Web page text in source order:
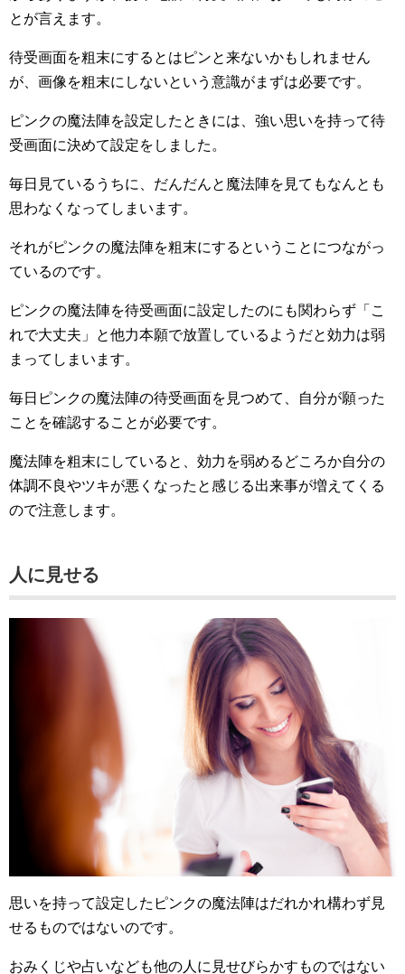
とが言えます。
待受画面を粗末にするとはピンと来ないかもしれません
が、画像を粗末にしないという意識がまずは必要です。
ピンクの魔法陣を設定したときには、強い思いを持って待
受画面に決めて設定をしました。
毎日見ているうちに、だんだんと魔法陣を見てもなんとも
思わなくなってしまいます。
それがピンクの魔法陣を粗末にするということにつながっ
ているのです。
ピンクの魔法陣を待受画面に設定したのにも関わらず「こ
れで大丈夫」と他力本願で放置しているようだと効力は弱
まってしまいます。
毎日ピンクの魔法陣の待受画面を見つめて、自分が願った
ことを確認することが必要です。
魔法陣を粗末にしていると、効力を弱めるどころか自分の
体調不良やツキが悪くなったと感じる出来事が増えてくる
ので注意します。
人に見せる
思いを持って設定したピンクの魔法陣はだれかれ構わず見
せるものではないのです。
おみくじや占いなども他の人に見せびらかすものではない